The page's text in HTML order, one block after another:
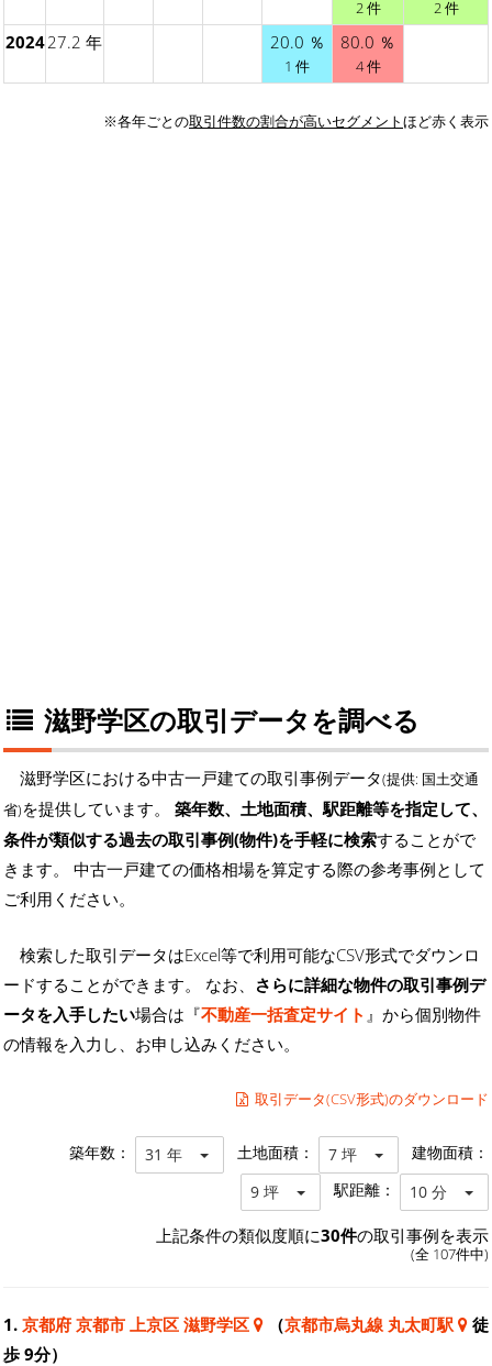
2 件 2 件
202427.2 年 20.0 ％
1 件
80.0 ％
4 件
※各年ごとの取引件数の割合が高いセグメントほど赤く表示
滋野学区の取引データを調べる
滋野学区における中古一戸建ての取引事例データ(提供: 国土交通
省)を提供しています。 築年数、土地面積、駅距離等を指定して、
条件が類似する過去の取引事例(物件)を手軽に検索することがで
きます。 中古一戸建ての価格相場を算定する際の参考事例として
ご利用ください。
検索した取引データはExcel等で利用可能なCSV形式でダウンロ
ードすることができます。 なお、 さらに詳細な物件の取引事例デ
ータを入手したい場合は『不動産一括査定サイト 』から個別物件
の情報を入力し、お申し込みください。
取引データ(CSV形式)のダウンロード
築年数： 31 年 土地面積： 7 坪 建物面積：
9 坪 駅距離： 10 分
上記条件の類似度順に30件の取引事例を表示
(全 107件中)
1. 京都府 京都市 上京区 滋野学区 （京都市烏丸線 丸太町駅
徒
歩 9分）